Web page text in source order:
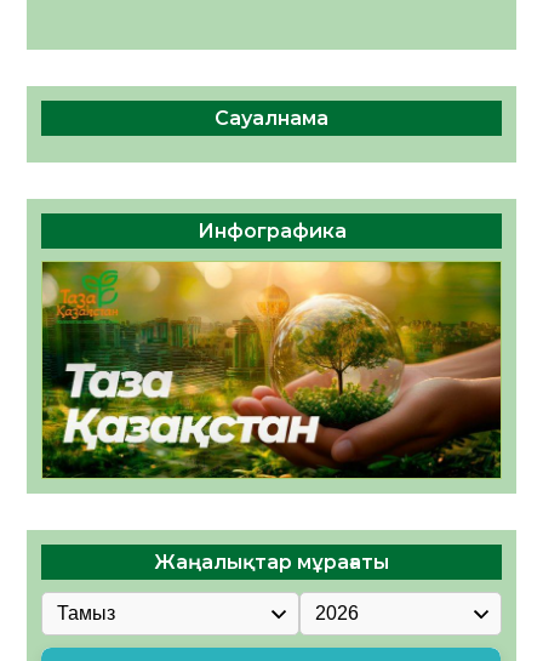
Сауалнама
Инфографика
Жаңалықтар мұрағаты